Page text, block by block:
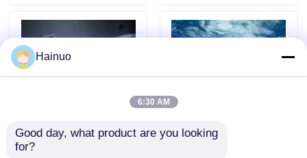
Kontakt
Nachrichten
Hohle Glasmikrosphären
von 0,2
für optische
Anwendungen
Glasmikroblasen mit
Hainuo
6:30 AM
Good day, what product are you looking
for?